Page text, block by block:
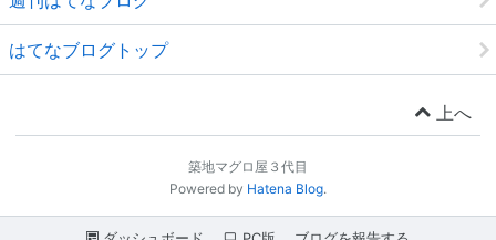
はてなブログトップ
上へ
築地マグロ屋３代目
Powered by Hatena Blog.